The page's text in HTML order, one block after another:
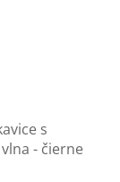
s
- čierne